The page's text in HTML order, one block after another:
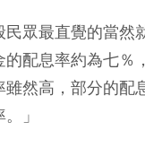
民眾最直覺的當然
的配息率約為七％
雖然高，部分的配
」